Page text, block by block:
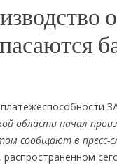
области начал
сообщают в пресс-